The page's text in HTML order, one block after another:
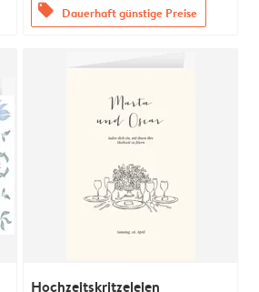
offers Dauerhaft günstige Preise
Hochzeitskritzeleien